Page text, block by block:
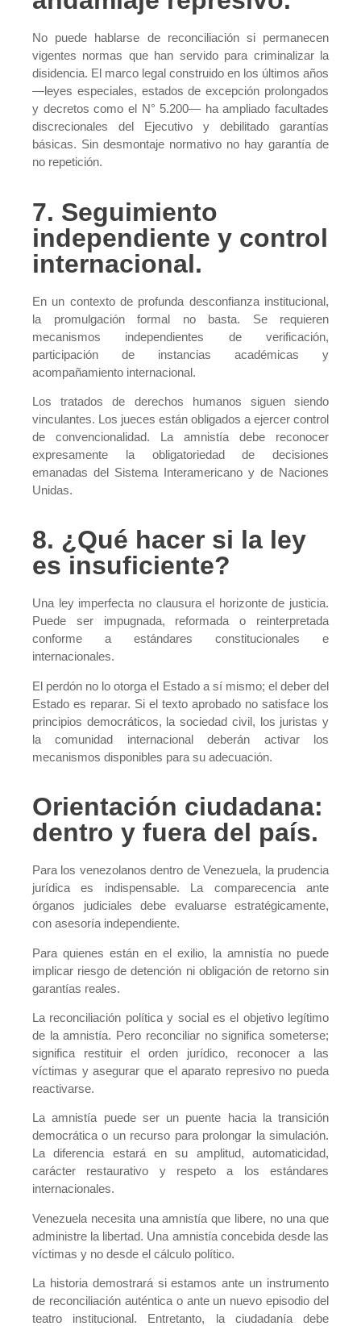
No puede hablarse de reconciliación si permanecen
vigentes normas que han servido para criminalizar la
disidencia. El marco legal construido en los últimos años
—leyes especiales, estados de excepción prolongados
y decretos como el N° 5.200— ha ampliado facultades
discrecionales del Ejecutivo y debilitado garantías
básicas. Sin desmontaje normativo no hay garantía de
no repetición.
7. Seguimiento
independiente y control
internacional.
En un contexto de profunda desconfianza institucional,
la promulgación formal no basta. Se requieren
mecanismos independientes de verificación,
participación de instancias académicas y
acompañamiento internacional.
Los tratados de derechos humanos siguen siendo
vinculantes. Los jueces están obligados a ejercer control
de convencionalidad. La amnistía debe reconocer
expresamente la obligatoriedad de decisiones
emanadas del Sistema Interamericano y de Naciones
Unidas.
8. ¿Qué hacer si la ley
es insuficiente?
Una ley imperfecta no clausura el horizonte de justicia.
Puede ser impugnada, reformada o reinterpretada
conforme a estándares constitucionales e
internacionales.
El perdón no lo otorga el Estado a sí mismo; el deber del
Estado es reparar. Si el texto aprobado no satisface los
principios democráticos, la sociedad civil, los juristas y
la comunidad internacional deberán activar los
mecanismos disponibles para su adecuación.
Orientación ciudadana:
dentro y fuera del país.
Para los venezolanos dentro de Venezuela, la prudencia
jurídica es indispensable. La comparecencia ante
órganos judiciales debe evaluarse estratégicamente,
con asesoría independiente.
Para quienes están en el exilio, la amnistía no puede
implicar riesgo de detención ni obligación de retorno sin
garantías reales.
La reconciliación política y social es el objetivo legítimo
de la amnistía. Pero reconciliar no significa someterse;
significa restituir el orden jurídico, reconocer a las
víctimas y asegurar que el aparato represivo no pueda
reactivarse.
La amnistía puede ser un puente hacia la transición
democrática o un recurso para prolongar la simulación.
La diferencia estará en su amplitud, automaticidad,
carácter restaurativo y respeto a los estándares
internacionales.
Venezuela necesita una amnistía que libere, no una que
administre la libertad. Una amnistía concebida desde las
víctimas y no desde el cálculo político.
La historia demostrará si estamos ante un instrumento
de reconciliación auténtica o ante un nuevo episodio del
teatro institucional. Entretanto, la ciudadanía debe